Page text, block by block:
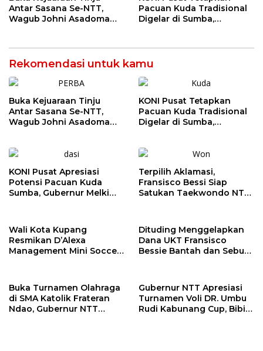
Antar Sasana Se-NTT,
Wagub Johni Asadoma
2028
Pacuan Kuda Tradisional
Digelar di Sumba,
Rekomendasi untuk kamu
Buka Kejuaraan Tinju
Antar Sasana Se-NTT,
Wagub Johni Asadoma
2028
KONI Pusat Tetapkan
Pacuan Kuda Tradisional
Digelar di Sumba,
KONI Pusat Apresiasi
Potensi Pacuan Kuda
Sumba, Gubernur Melki
Terpilih Aklamasi,
Fransisco Bessi Siap
Satukan Taekwondo NTT
Wali Kota Kupang
Resmikan D’Alexa
Management Mini Soccer
Generasi Muda
Dituding Menggelapkan
Dana UKT Fransisco
Bessie Bantah dan Sebut
Buka Turnamen Olahraga
di SMA Katolik Frateran
Ndao, Gubernur NTT
Gubernur NTT Apresiasi
Turnamen Voli DR. Umbu
Rudi Kabunang Cup, Bibit